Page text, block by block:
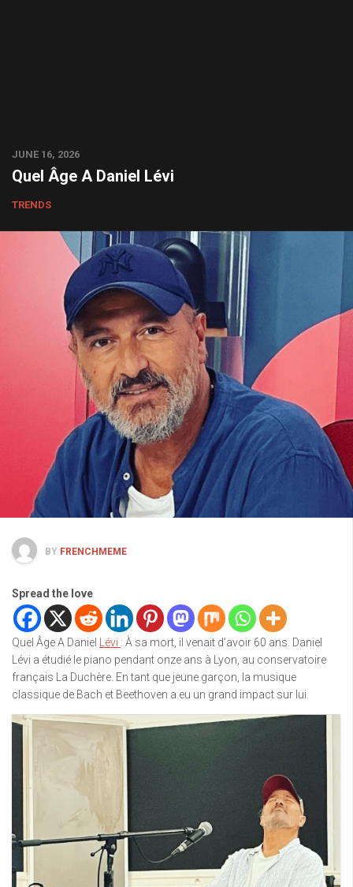
JUNE 16, 2026
Quel Âge A Daniel Lévi
TRENDS
BY FRENCHMEME
Spread the love
Quel Âge A Daniel Lévi : À sa mort, il venait d’avoir 60 ans. Daniel
Lévi a étudié le piano pendant onze ans à Lyon, au conservatoire
français La Duchère. En tant que jeune garçon, la musique
classique de Bach et Beethoven a eu un grand impact sur lui.